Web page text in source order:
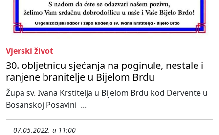
Vjerski život
30. obljetnicu sjećanja na poginule, nestale i
ranjene branitelje u Bijelom Brdu
Župa sv. Ivana Krstitelja u Bijelom Brdu kod Dervente u
Bosanskoj Posavini ...
07.05.2022. u 11:00